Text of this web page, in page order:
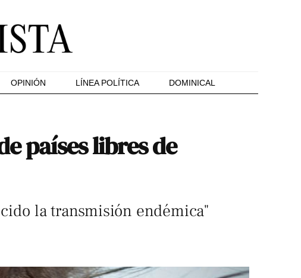
OPINIÓN LÍNEA POLÍTICA DOMINICAL
países libres de
la transmisión endémica"